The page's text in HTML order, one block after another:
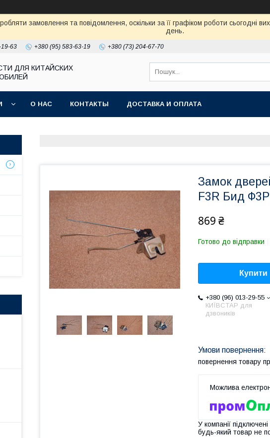
замовлення та повідомлення, оскільки за її графіком роботи сьогодні
день.
63 +380 (95) 583-63-19 +380 (73) 204-67-70
ДЛЯ КИТАЙСКИХ
О НАС КОНТАКТЫ ДОСТАВКА И ОПЛАТА
Замок
F3R Бид
869 ₴
Готово до відправки
Купити
+380 (96) 013-29-55
КИЇВСТАР для
дзвоників
повернення товару
У компанії
будь-який товар не